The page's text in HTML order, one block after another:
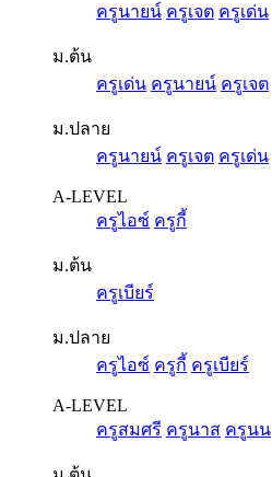
ครูนายน์ ครูเจต ครูเด่น
ม.ต้น
ครูเด่น ครูนายน์ ครูเจต
ม.ปลาย
ครูนายน์ ครูเจต ครูเด่น
A-LEVEL
ครูไอซ์ ครูกี้
ม.ต้น
ครูเบียร์
ม.ปลาย
ครูไอซ์ ครูกี้ ครูเบียร์
A-LEVEL
ครูสมศรี ครูนาส ครูนน